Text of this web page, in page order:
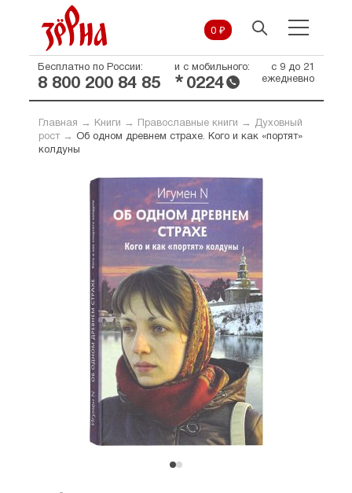
0 ₽
Бесплатно по России:
8 800 200 84 85
и с мобильного:
* 0224
с 9 до 21
ежедневно
Главная → Книги → Православные книги →
Духовный
рост→ Об одном древнем страхе. Кого и как «портят»
колдуны